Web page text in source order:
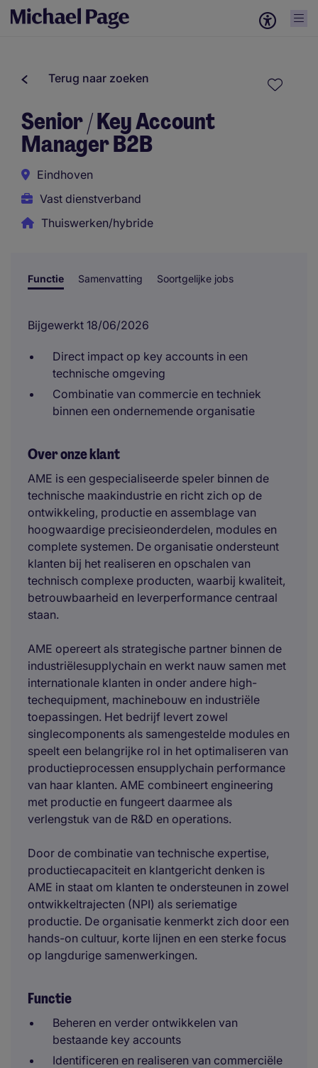
Terug naar zoeken
Senior / Key Account
Manager B2B
Eindhoven
Vast dienstverband
Thuiswerken/hybride
Functie Samenvatting Soortgelijke jobs
Bijgewerkt 18/06/2026
Direct impact op key accounts in een
technische omgeving
Combinatie van commercie en techniek
binnen een ondernemende organisatie
Over onze klant
AME is een gespecialiseerde speler binnen de
technische maakindustrie en richt zich op de
ontwikkeling, productie en assemblage van
hoogwaardige precisieonderdelen, modules en
complete systemen. De organisatie ondersteunt
klanten bij het realiseren en opschalen van
technisch complexe producten, waarbij kwaliteit,
betrouwbaarheid en leverperformance centraal
staan.
AME opereert als strategische partner binnen de
industriëlesupplychain en werkt nauw samen met
internationale klanten in onder andere high-
techequipment, machinebouw en industriële
toepassingen. Het bedrijf levert zowel
singlecomponents als samengestelde modules en
speelt een belangrijke rol in het optimaliseren van
productieprocessen ensupplychain performance
van haar klanten. AME combineert engineering
met productie en fungeert daarmee als
verlengstuk van de R&D en operations.
Door de combinatie van technische expertise,
productiecapaciteit en klantgericht denken is
AME in staat om klanten te ondersteunen in zowel
ontwikkeltrajecten (NPI) als seriematige
productie. De organisatie kenmerkt zich door een
hands-on cultuur, korte lijnen en een sterke focus
op langdurige samenwerkingen.
Functie
Beheren en verder ontwikkelen van
bestaande key accounts
Identificeren en realiseren van commerciële